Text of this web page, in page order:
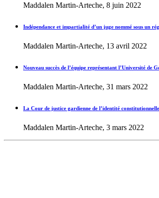
Maddalen Martin-Arteche, 8 juin 2022
Indépendance et impartialité d’un juge nommé sous un
Maddalen Martin-Arteche, 13 avril 2022
Nouveau succès de l’équipe représentant l’Université
Maddalen Martin-Arteche, 31 mars 2022
La Cour de justice gardienne de l’identité
Maddalen Martin-Arteche, 3 mars 2022